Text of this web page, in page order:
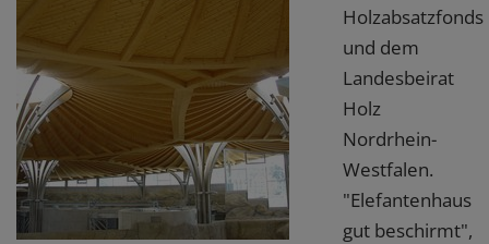
Holzabsatzfonds
und dem
Landesbeirat
Holz
Nordrhein-
Westfalen.
"Elefantenhaus
gut beschirmt",